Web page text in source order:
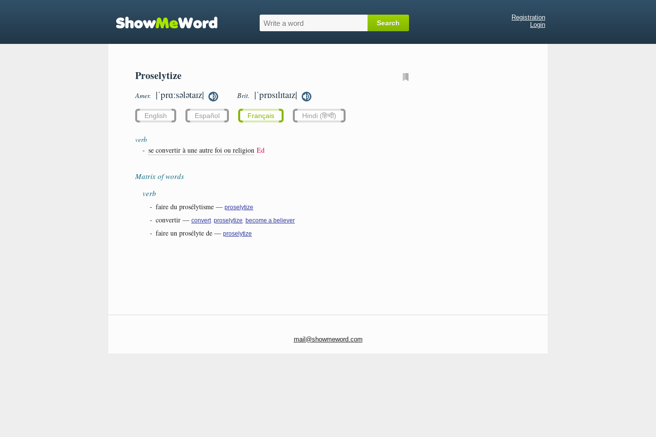
Registration
Login
Proselytize
Amer. |ˈprɑːsələtaɪz| Brit. |ˈprɒsɪlɪtaɪz|
English Español Français Hindi (हिन्दी)
verb
- se convertir à une autre foi ou religion Ed
Matrix of words
verb
- faire du prosélytisme — proselytize
- convertir — convert, proselytize, become a believer
- faire un prosélyte de — proselytize
mail@showmeword.com